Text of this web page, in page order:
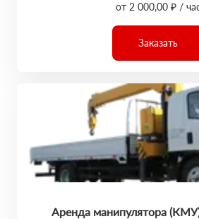
от 2 000,00 ₽ /
Заказать
Аренда манипулятора